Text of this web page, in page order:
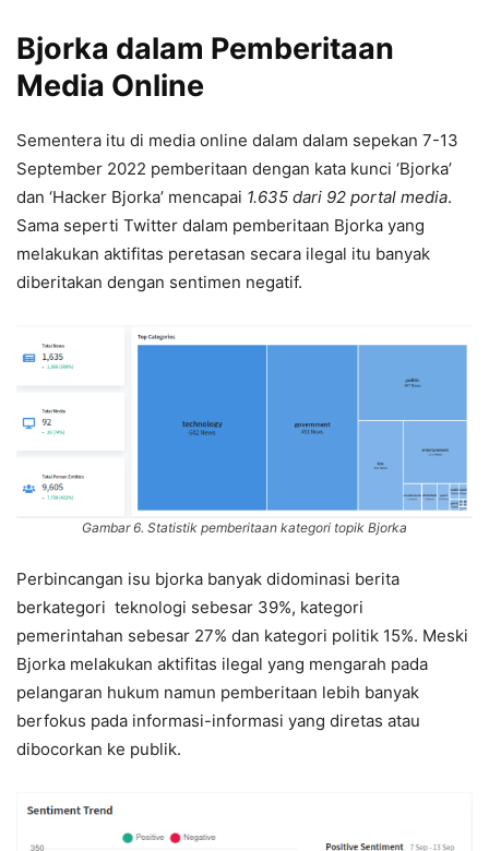
Bjorka dalam Pemberitaan
Media Online
Sementera itu di media online dalam dalam sepekan 7-13
September 2022 pemberitaan dengan kata kunci ‘Bjorka’
dan ‘Hacker Bjorka’ mencapai 1.635 dari 92 portal media.
Sama seperti Twitter dalam pemberitaan Bjorka yang
melakukan aktifitas peretasan secara ilegal itu banyak
diberitakan dengan sentimen negatif.
Gambar 6. Statistik pemberitaan kategori topik Bjorka
Perbincangan isu bjorka banyak didominasi berita
berkategori teknologi sebesar 39%, kategori
pemerintahan sebesar 27% dan kategori politik 15%. Meski
Bjorka melakukan aktifitas ilegal yang mengarah pada
pelangaran hukum namun pemberitaan lebih banyak
berfokus pada informasi-informasi yang diretas atau
dibocorkan ke publik.